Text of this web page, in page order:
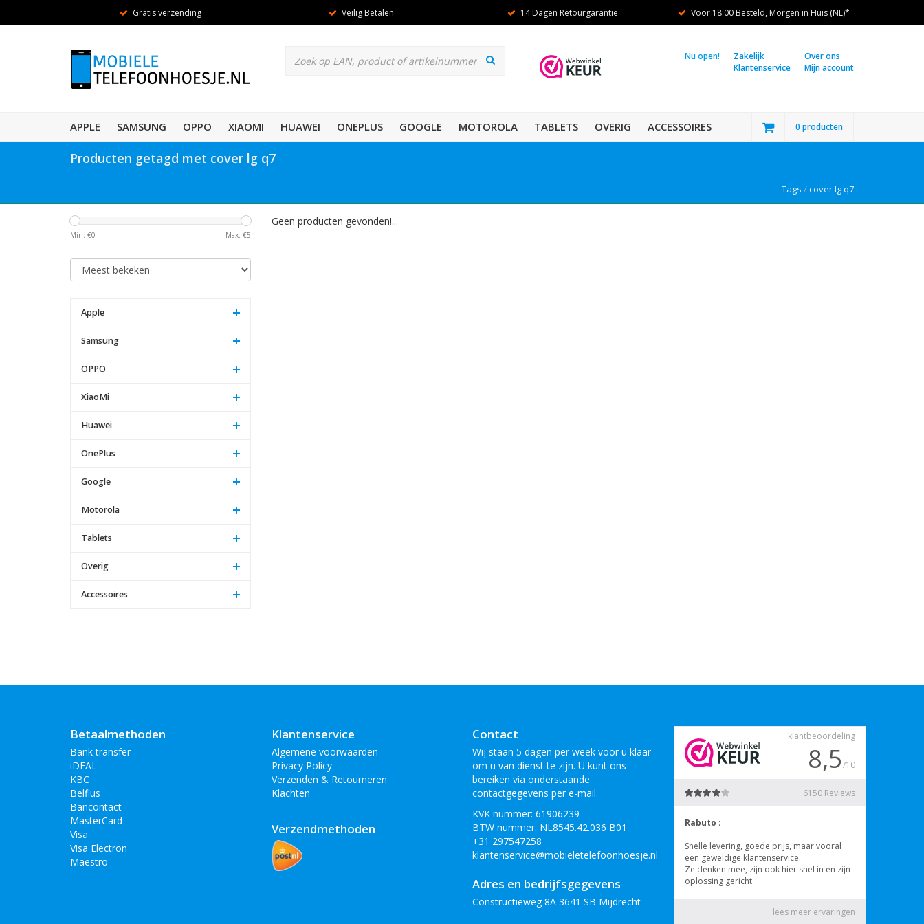
Gratis verzending Veilig Betalen 14 Dagen Retourgarantie Voor 18:00 Besteld, Morgen in Huis (NL)*
Over ons
Mijn account
Zakelijk
Klantenservice
Nu open!
APPLE SAMSUNG OPPO XIAOMI HUAWEI ONEPLUS GOOGLE MOTOROLA TABLETS OVERIG ACCESSOIRES 0 producten
Producten getagd met cover lg q7
Tags /cover lg q7
Min: €0 Max: €5
Apple
Samsung
OPPO
XiaoMi
Huawei
OnePlus
Google
Motorola
Tablets
Overig
Accessoires
Geen producten gevonden!...
Betaalmethoden
Bank transfer
iDEAL
KBC
Belfius
Bancontact
MasterCard
Visa
Visa Electron
Maestro
Klantenservice
Algemene voorwaarden
Privacy Policy
Verzenden & Retourneren
Klachten
Verzendmethoden
Contact
Wij staan 5 dagen per week voor u klaar
om u van dienst te zijn. U kunt ons
bereiken via onderstaande
contactgegevens per e-mail.
KVK nummer: 61906239
BTW nummer: NL8545.42.036 B01
+31 297547258
klantenservice@mobieletelefoonhoesje.nl
Adres en bedrijfsgegevens
Constructieweg 8A 3641 SB Mijdrecht